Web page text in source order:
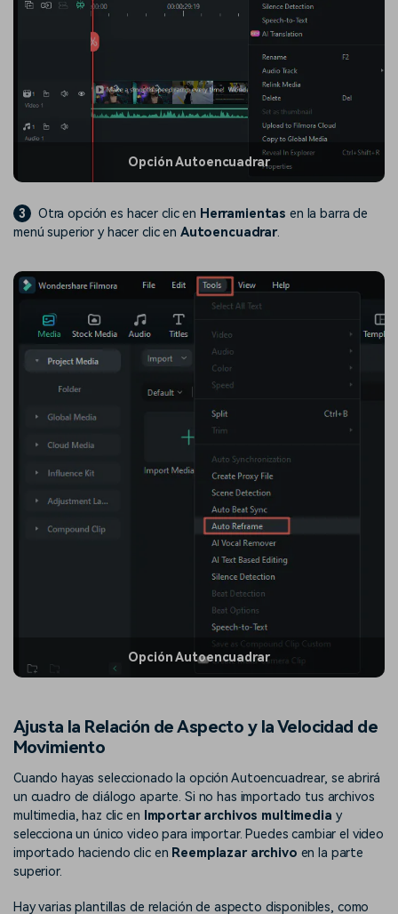
Opción Autoencuadrar
3 Otra opción es hacer clic en Herramientas en la barra de
menú superior y hacer clic en Autoencuadrar.
Opción Autoencuadrar
Ajusta la Relación de Aspecto y la Velocidad de
Movimiento
Cuando hayas seleccionado la opción Autoencuadrear, se abrirá
un cuadro de diálogo aparte. Si no has importado tus archivos
multimedia, haz clic en Importar archivos multimedia y
selecciona un único video para importar. Puedes cambiar el video
importado haciendo clic en Reemplazar archivo en la parte
superior.
Hay varias plantillas de relación de aspecto disponibles, como